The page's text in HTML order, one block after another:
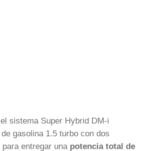
sistema Super Hybrid DM-i
gasolina 1.5 turbo con dos
entregar una potencia total de